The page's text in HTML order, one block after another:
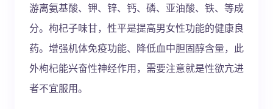
游离氨基酸、钾、锌、钙、磷、亚油酸、铁、等成
分。枸杞子味甘，性平是提高男女性功能的健康良
药。增强机体免疫功能、降低血中胆固醇含量，此
外枸杞能兴奋性神经作用，需要注意就是性欲亢进
者不宜服用。